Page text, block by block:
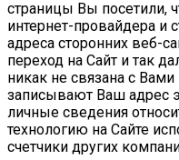
страницы Вы посетили,
интернет-провайдера и
адреса сторонних веб-
переход на Сайт и так
никак не связана с
записывают Ваш адрес
личные сведения
технологию на Сайте
счетчики других